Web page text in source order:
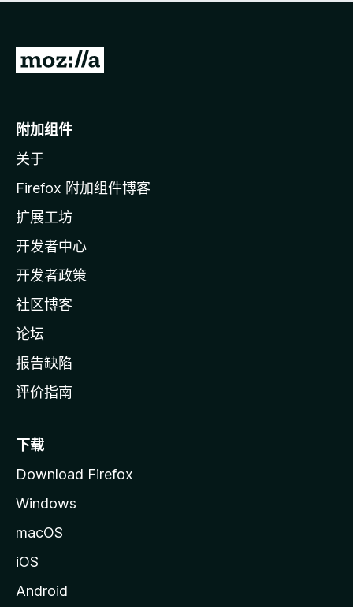
无
转
o
i
l
a
主
页
附加组件
关于
Firefox 附加组件博客
扩展工坊
开发者中心
开发者政策
社区博客
论坛
报告缺陷
评价指南
下载
Download Firefox
Windows
macOS
iOS
Android